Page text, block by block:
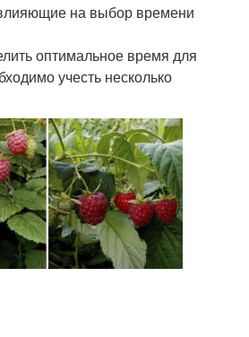
на выбор времени
оптимальное время для
учесть несколько